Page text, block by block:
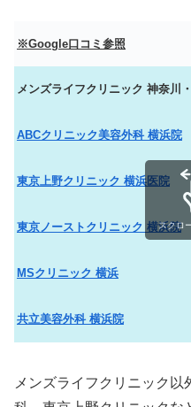
※Google口コミ参照
メンズライフクリニック 神奈川
ABCクリニック美容外科 横浜院
東京上野クリニック 横浜医院
東京ノーストクリニック 横浜院
MSクリニック 横浜
共立美容外科 横浜院
スクロ
メンズライフクリニック